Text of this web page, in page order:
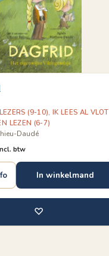
(9-10), IK LEES AL VLOT
LEZEN (6-7)
Daudé
btw
In winkelmand
♡